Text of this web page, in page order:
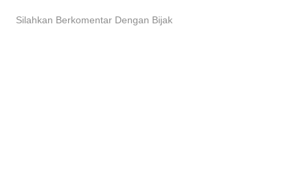
Silahkan Berkomentar Dengan Bijak